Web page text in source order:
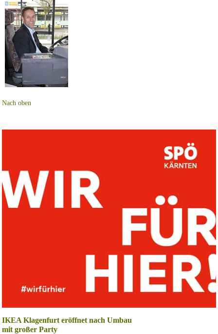
Nach oben
IKEA Klagenfurt eröffnet nach Umbau
mit großer Party